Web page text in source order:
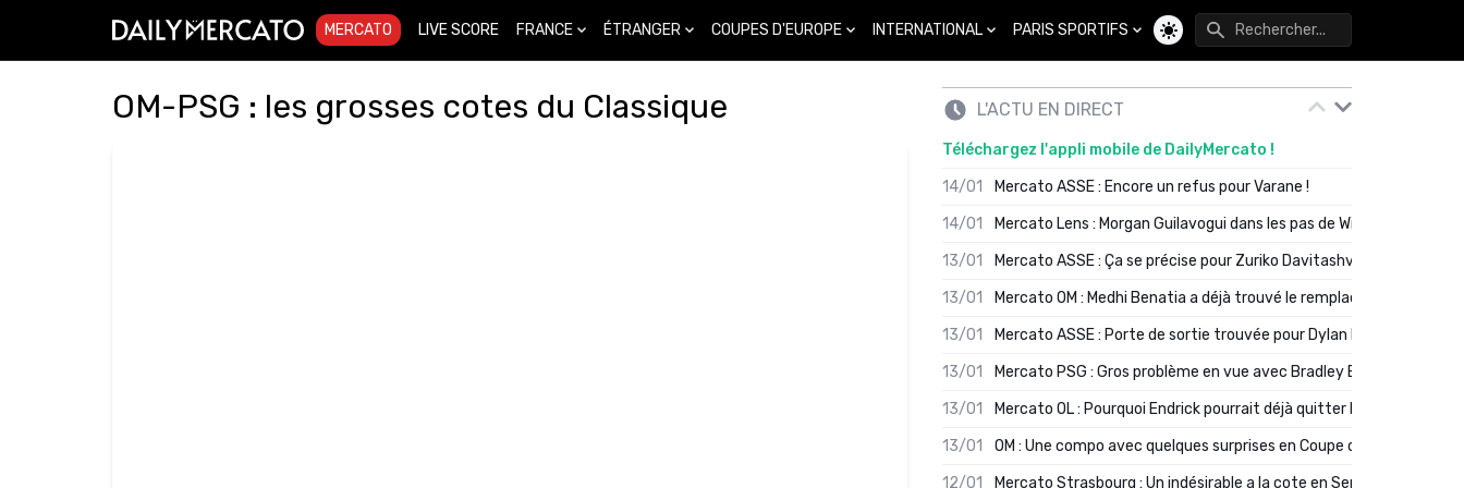
MERCATO LIVE SCORE FRANCE ÉTRANGER COUPES D'EUROPE INTERNATIONAL PARIS SPORTIFS
Changer de thème
OM-PSG : les grosses cotes du Classique L'ACTU EN DIRECT
Téléchargez l'appli mobile de DailyMercato !
14/01
Mercato ASSE : Encore un refus pour Varane !
14/01
Mercato Lens : Morgan Guilavogui dans les pas de Will Still ?
13/01
Mercato ASSE : Ça se précise pour Zuriko Davitashvili
13/01
Mercato OM : Medhi Benatia a déjà trouvé le remplaçant de Robinio
13/01
Mercato ASSE : Porte de sortie trouvée pour Dylan Batubinsika
13/01
Mercato PSG : Gros problème en vue avec Bradley Barcola ?
13/01
Mercato OL : Pourquoi Endrick pourrait déjà quitter Lyon en janvier
13/01
OM : Une compo avec quelques surprises en Coupe de France
12/01
Mercato Strasbourg : Un indésirable a la cote en Serie A